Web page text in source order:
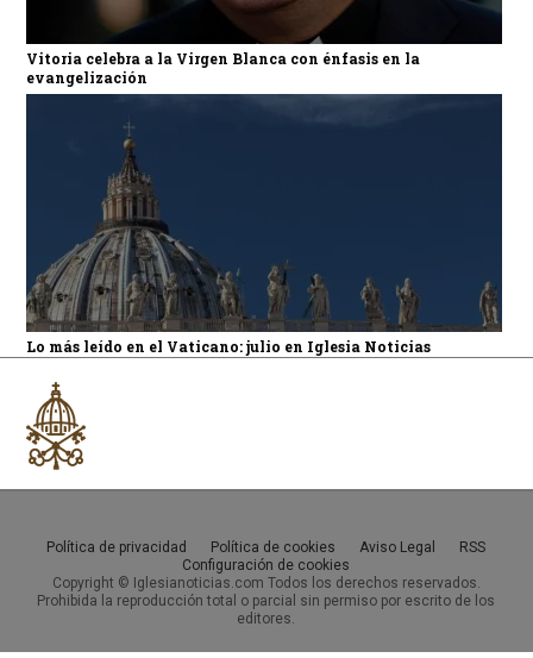
Vitoria celebra a la Virgen Blanca con énfasis en la
evangelización
Lo más leído en el Vaticano: julio en Iglesia Noticias
Política de privacidad Política de cookies Aviso Legal
RSS
Configuración de cookies
Copyright © Iglesianoticias.com Todos los derechos reservados.
Prohibida la reproducción total o parcial sin permiso por escrito de los
editores.